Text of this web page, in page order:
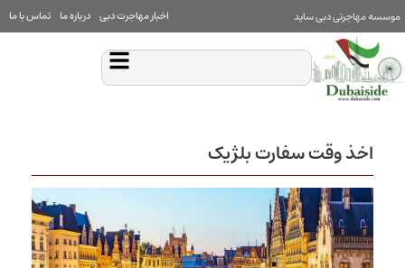
موسسه مهاجرتی دبی ساید اخبار مهاجرت دبی درباره ما تماس با ما
اخذ وقت سفارت بلژیک